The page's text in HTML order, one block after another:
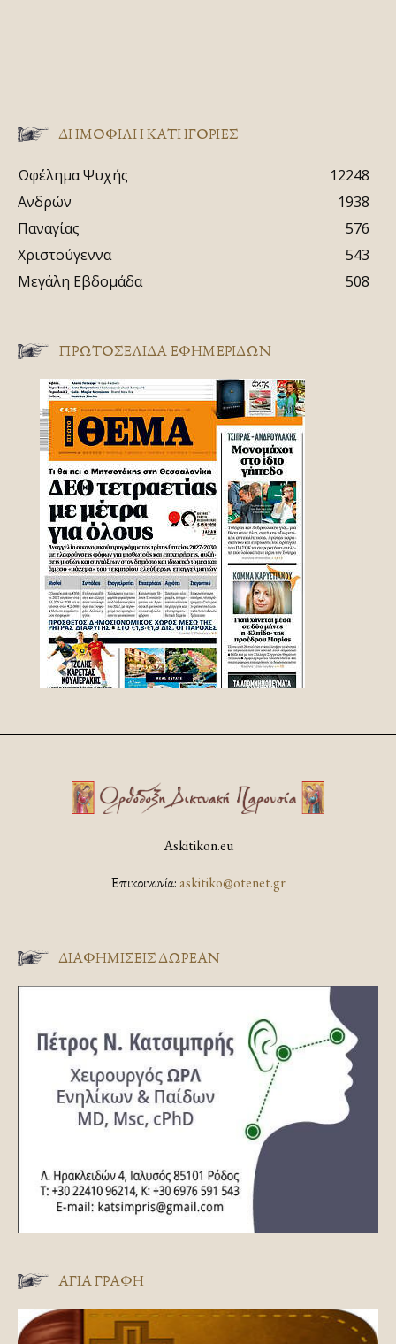
ΔΗΜΟΦΙΛΗ ΚΑΤΗΓΟΡΙΕΣ
Ωφέλημα Ψυχής
12248
Ανδρών
1938
Παναγίας
576
Χριστούγεννα
543
Μεγάλη Εβδομάδα
508
ΠΡΩΤΟΣΈΛΙΔΑ ΕΦΗΜΕΡΊΔΩΝ
Askitikon.eu
Επικοινωνία:askitiko@otenet.gr
ΔΙΑΦΗΜΊΣΕΙΣ ΔΩΡΕΆΝ
ΑΓΊΑ ΓΡΑΦΉ